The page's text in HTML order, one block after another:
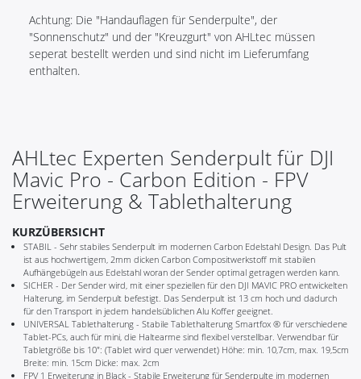
Achtung: Die "Handauflagen für Senderpulte", der
"Sonnenschutz" und der "Kreuzgurt" von AHLtec müssen
seperat bestellt werden und sind nicht im Lieferumfang
enthalten.
AHLtec Experten Senderpult für DJI
Mavic Pro - Carbon Edition - FPV
Erweiterung & Tablethalterung
KURZÜBERSICHT
STABIL - Sehr stabiles Senderpult im modernen Carbon Edelstahl Design. Das Pult
ist aus hochwertigem, 2mm dicken Carbon Compositwerkstoff mit stabilen
Aufhängebügeln aus Edelstahl woran der Sender optimal getragen werden kann.
SICHER - Der Sender wird, mit einer speziellen für den DJI MAVIC PRO entwickelten
Halterung, im Senderpult befestigt. Das Senderpult ist 13 cm hoch und dadurch
für den Transport in jedem handelsüblichen Alu Koffer geeignet.
UNIVERSAL Tablethalterung - Stabile Tablethalterung Smartfox ® für verschiedene
Tablet-PCs, auch für mini, die Haltearme sind flexibel verstellbar. Verwendbar für
Tabletgröße bis 10": (Tablet wird quer verwendet) Höhe: min. 10,7cm, max. 19,5cm
Breite: min. 15cm Dicke: max. 2cm
FPV 1 Erweiterung in Black - Stabile Erweiterung für Senderpulte im modernen